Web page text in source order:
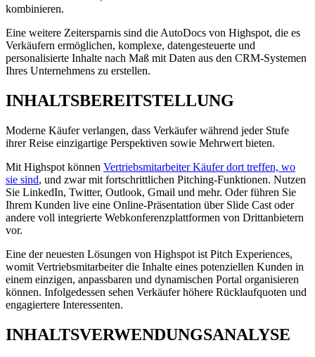
kombinieren.
Eine weitere Zeitersparnis sind die AutoDocs von Highspot, die es
Verkäufern ermöglichen, komplexe, datengesteuerte und
personalisierte Inhalte nach Maß mit Daten aus den CRM-Systemen
Ihres Unternehmens zu erstellen.
INHALTSBEREITSTELLUNG
Moderne Käufer verlangen, dass Verkäufer während jeder Stufe
ihrer Reise einzigartige Perspektiven sowie Mehrwert bieten.
Mit Highspot können Vertriebsmitarbeiter Käufer dort treffen, wo
sie sind, und zwar mit fortschrittlichen Pitching-Funktionen. Nutzen
Sie LinkedIn, Twitter, Outlook, Gmail und mehr. Oder führen Sie
Ihrem Kunden live eine Online-Präsentation über Slide Cast oder
andere voll integrierte Webkonferenzplattformen von Drittanbietern
vor.
Eine der neuesten Lösungen von Highspot ist Pitch Experiences,
womit Vertriebsmitarbeiter die Inhalte eines potenziellen Kunden in
einem einzigen, anpassbaren und dynamischen Portal organisieren
können. Infolgedessen sehen Verkäufer höhere Rücklaufquoten und
engagiertere Interessenten.
INHALTSVERWENDUNGSANALYSE